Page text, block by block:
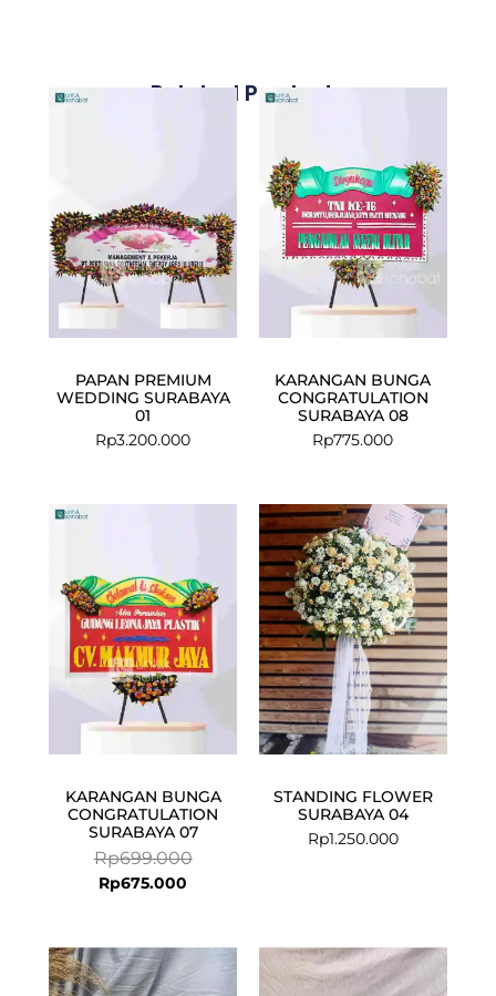
Related Products
PAPAN PREMIUM
WEDDING SURABAYA
01
Rp3.200.000
KARANGAN BUNGA
CONGRATULATION
SURABAYA 08
Rp775.000
KARANGAN BUNGA
CONGRATULATION
SURABAYA 07
Rp699.000
Rp699.000.
Rp675.000
Rp675.000.
STANDING FLOWER
SURABAYA 04
Rp1.250.000